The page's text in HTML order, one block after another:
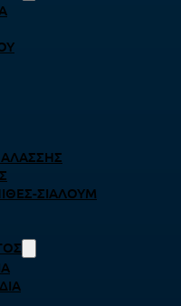
ΣΊΑΛΟΥΜ